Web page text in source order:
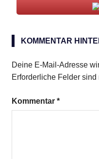
Gemüse
Hirse
KOMMENTAR
Deine E-Mail-Adresse
Erforderliche Felder sind
Kommentar *